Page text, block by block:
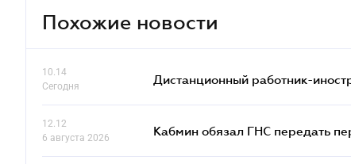
Похожие новости
10.14
Сегодня
Дистанционный работник-
12.12
6 августа 2026
Кабмин обязал ГНС передать